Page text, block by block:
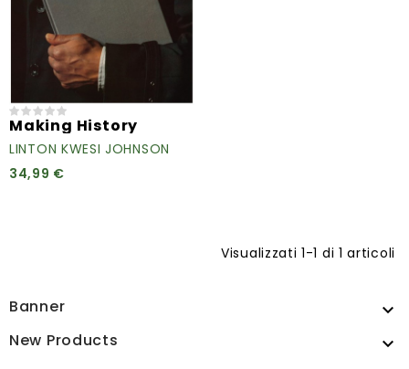
Making History
LINTON KWESI JOHNSON
34,99 €
Visualizzati 1-1 di 1 articoli
Banner 
New Products 